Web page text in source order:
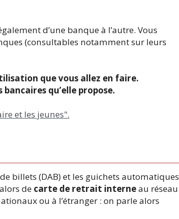
d’une banque à l’autre. Vous
(consultables notamment sur leurs
que vous allez en faire.
qu’elle propose.
et les jeunes".
billets (DAB) et les guichets automatiques
de carte de retrait interneau réseau
ou à l’étranger : on parle alors